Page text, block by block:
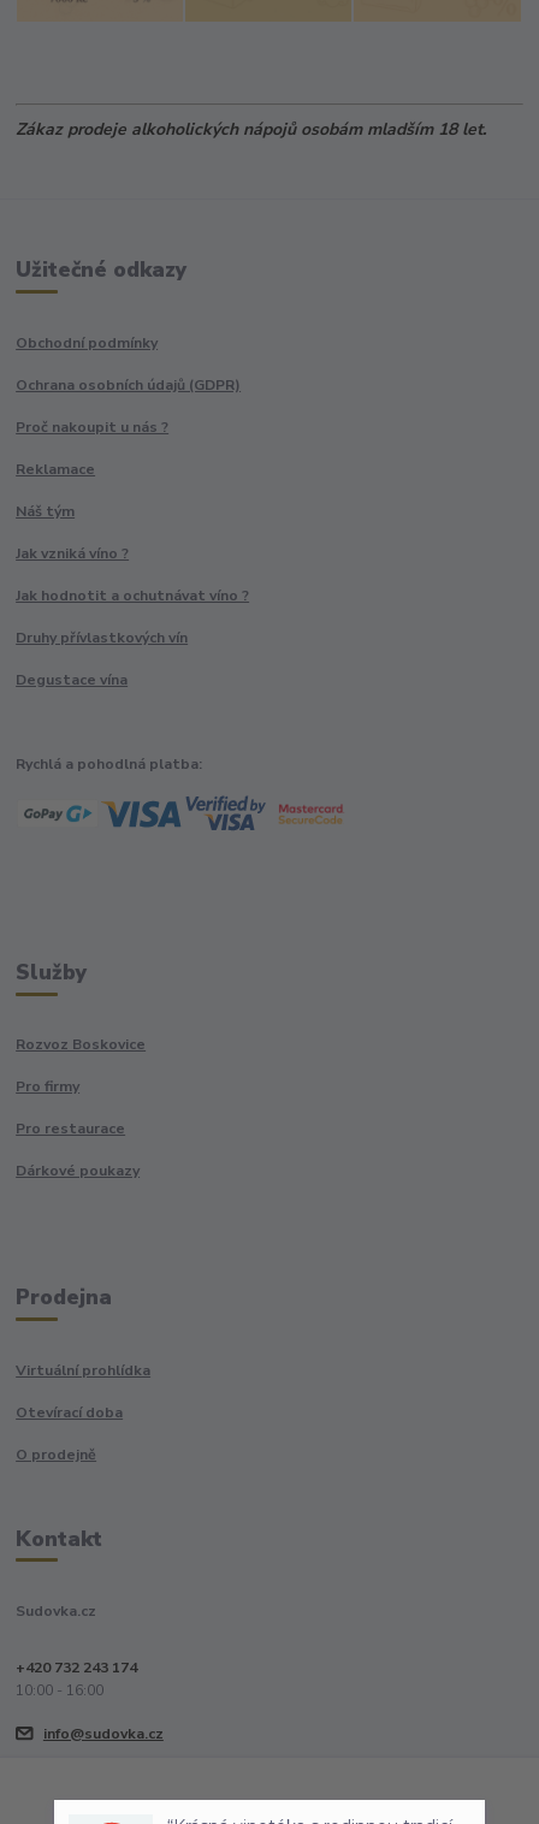
Zákaz prodeje alkoholických nápojů osobám mladším 18 let.
Užitečné odkazy
Obchodní podmínky
Ochrana osobních údajů (GDPR)
Proč nakoupit u nás ?
Reklamace
Náš tým
Jak vzniká víno ?
Jak hodnotit a ochutnávat víno ?
Druhy přívlastkových vín
Degustace vína
Rychlá a pohodlná platba:
Služby
Rozvoz Boskovice
Pro firmy
Pro restaurace
Dárkové poukazy
Prodejna
Virtuální prohlídka
Otevírací doba
O prodejně
Kontakt
Sudovka.cz
+420 732 243 174
10:00 - 16:00
info@sudovka.cz
“Krásná vinotéka s rodinnou tradicí